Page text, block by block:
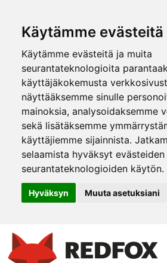
Käytämme evästeitä
Käytämme evästeitä ja muita
seurantateknologioita
käyttäjäkokemusta
näyttääksemme sinulle
mainoksia, analysoidaksemme
sekä lisätäksemme
käyttäjiemme sijainnista.
selaamista hyväksyt
seurantateknologioiden käytön.
Hyväksyn Muuta asetuksiani